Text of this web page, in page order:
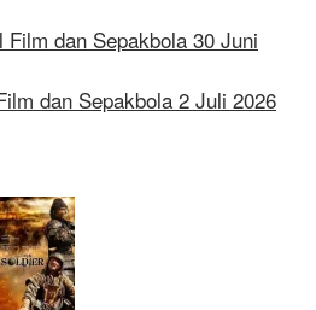
Film dan Sepakbola 30 Juni
dan Sepakbola 2 Juli 2026